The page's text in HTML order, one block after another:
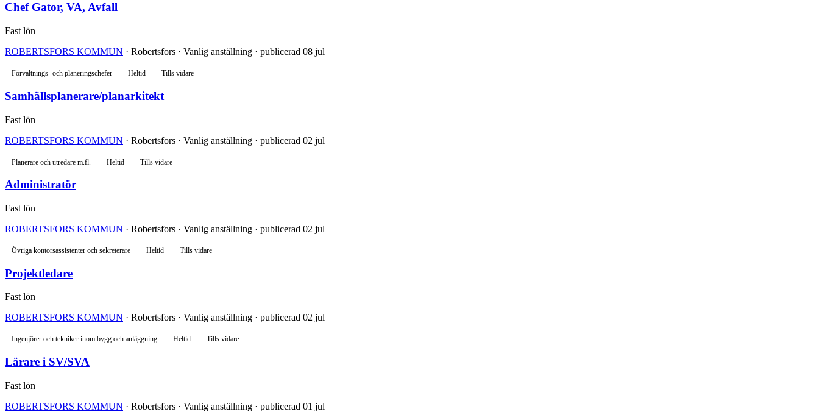
Chef Gator, VA, Avfall
Fast lön
ROBERTSFORS KOMMUN · Robertsfors · Vanlig anställning · publicerad 08 jul
Förvaltnings- och planeringschefer Heltid Tills vidare
Samhällsplanerare/planarkitekt
Fast lön
ROBERTSFORS KOMMUN · Robertsfors · Vanlig anställning · publicerad 02 jul
Planerare och utredare m.fl. Heltid Tills vidare
Administratör
Fast lön
ROBERTSFORS KOMMUN · Robertsfors · Vanlig anställning · publicerad 02 jul
Övriga kontorsassistenter och sekreterare Heltid Tills vidare
Projektledare
Fast lön
ROBERTSFORS KOMMUN · Robertsfors · Vanlig anställning · publicerad 02 jul
Ingenjörer och tekniker inom bygg och anläggning Heltid Tills vidare
Lärare i SV/SVA
Fast lön
ROBERTSFORS KOMMUN · Robertsfors · Vanlig anställning · publicerad 01 jul